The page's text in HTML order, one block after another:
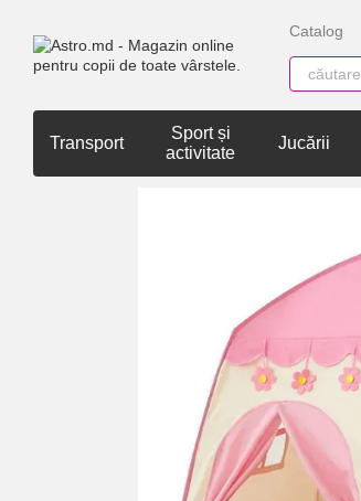
Catalog
Transport
Sport și
activitate
Jucării